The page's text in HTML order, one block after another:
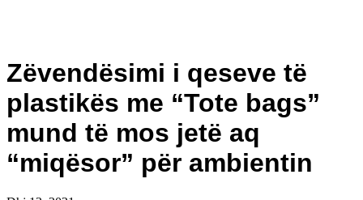
Zëvendësimi i qeseve të
plastikës me “Tote bags”
mund të mos jetë aq
“miqësor” për ambientin